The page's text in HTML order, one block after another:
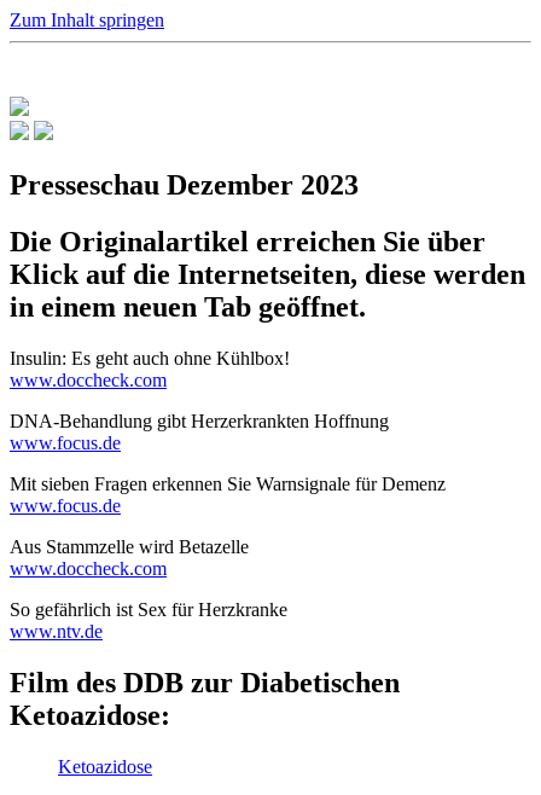
Zum Inhalt springen
Presseschau Dezember 2023
Die Originalartikel erreichen Sie über
Klick auf die Internetseiten, diese werden
in einem neuen Tab geöffnet.
Insulin: Es geht auch ohne Kühlbox!
www.doccheck.com
DNA-Behandlung gibt Herzerkrankten Hoffnung
www.focus.de
Mit sieben Fragen erkennen Sie Warnsignale für Demenz
www.focus.de
Aus Stammzelle wird Betazelle
www.doccheck.com
So gefährlich ist Sex für Herzkranke
www.ntv.de
Film des DDB zur Diabetischen
Ketoazidose:
Ketoazidose